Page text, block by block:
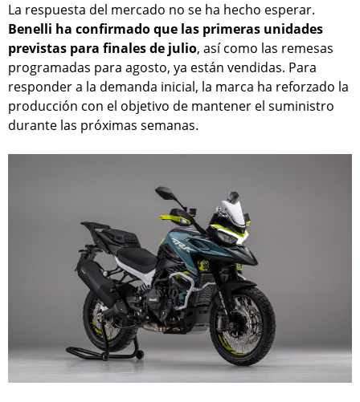
La respuesta del mercado no se ha hecho esperar.
Benelli ha confirmado que las primeras unidades
previstas para finales de julio, así como las remesas
programadas para agosto, ya están vendidas. Para
responder a la demanda inicial, la marca ha reforzado la
producción con el objetivo de mantener el suministro
durante las próximas semanas.